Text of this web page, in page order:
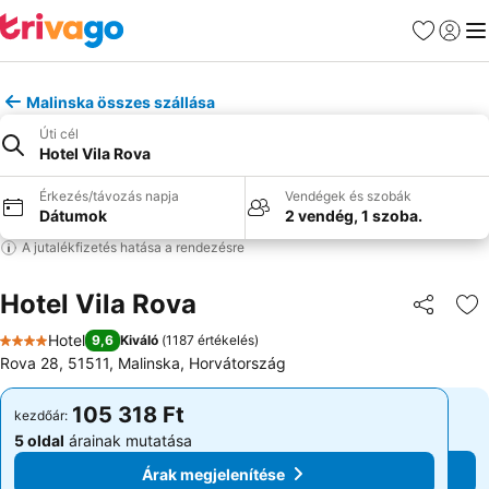
Kedvencek
Malinska összes szállása
Úti cél
Hotel Vila Rova
Érkezés/távozás napja
Dátumok
Vendégek és szobák
2 vendég, 1 szoba.
A jutalékfizetés hatása a rendezésre
Hotel Vila Rova
4 Kategória
Hotel 9,6 Kiváló (1187 értékelés)
Rova 28, 51511, Malinska, Horvátország
kezdőár: 105 318 Ft
5 oldal árainak mutatása
Árak megjelenítése
kezdőár: 105 318 Ft
5 oldal árainak mutatása
Árak megjelenítése